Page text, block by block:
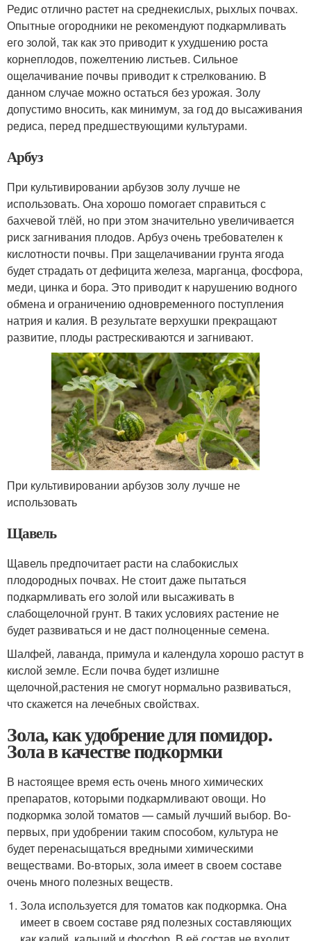
Редис отлично растет на среднекислых, рыхлых почвах.
Опытные огородники не рекомендуют подкармливать
его золой, так как это приводит к ухудшению роста
корнеплодов, пожелтению листьев. Сильное
ощелачивание почвы приводит к стрелкованию. В
данном случае можно остаться без урожая. Золу
допустимо вносить, как минимум, за год до высаживания
редиса, перед предшествующими культурами.
Арбуз
При культивировании арбузов золу лучше не
использовать. Она хорошо помогает справиться с
бахчевой тлёй, но при этом значительно увеличивается
риск загнивания плодов. Арбуз очень требователен к
кислотности почвы. При защелачивании грунта ягода
будет страдать от дефицита железа, марганца, фосфора,
меди, цинка и бора. Это приводит к нарушению водного
обмена и ограничению одновременного поступления
натрия и калия. В результате верхушки прекращают
развитие, плоды растрескиваются и загнивают.
При культивировании арбузов золу лучше не
использовать
Щавель
Щавель предпочитает расти на слабокислых
плодородных почвах. Не стоит даже пытаться
подкармливать его золой или высаживать в
слабощелочной грунт. В таких условиях растение не
будет развиваться и не даст полноценные семена.
Шалфей, лаванда, примула и календула хорошо растут в
кислой земле. Если почва будет излишне
щелочной,растения не смогут нормально развиваться,
что скажется на лечебных свойствах.
Зола, как удобрение для помидор.
Зола в качестве подкормки
В настоящее время есть очень много химических
препаратов, которыми подкармливают овощи. Но
подкормка золой томатов — самый лучший выбор. Во-
первых, при удобрении таким способом, культура не
будет перенасыщаться вредными химическими
веществами. Во-вторых, зола имеет в своем составе
очень много полезных веществ.
Зола используется для томатов как подкормка. Она
имеет в своем составе ряд полезных составляющих